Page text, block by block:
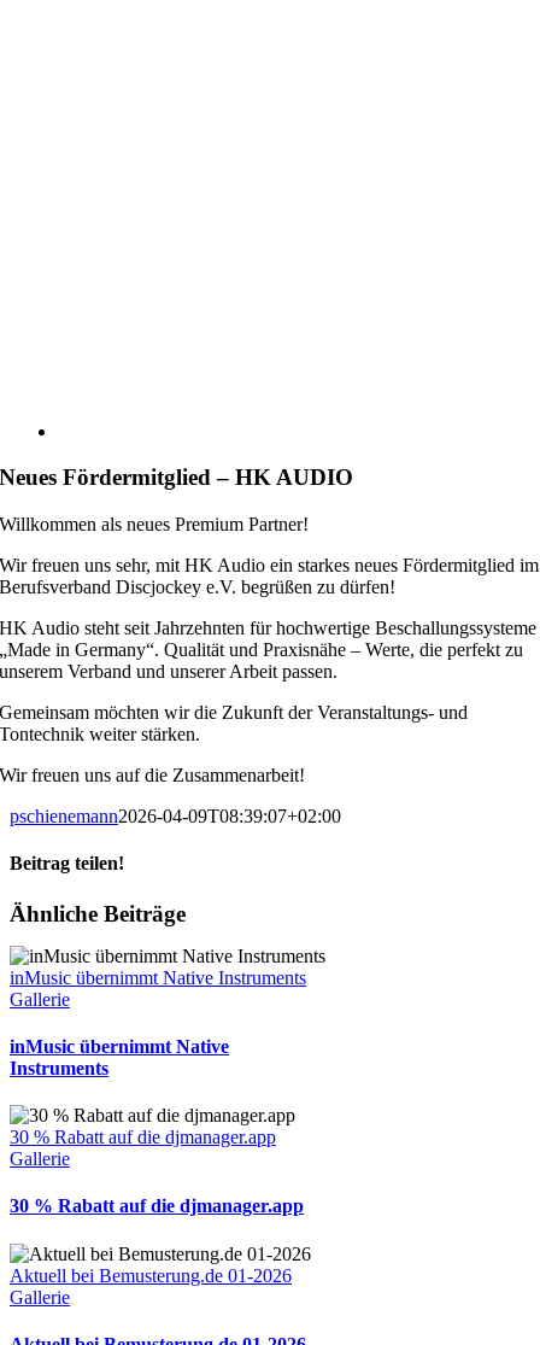
Neues Fördermitglied – HK AUDIO
Willkommen als neues Premium Partner!
Wir freuen uns sehr, mit HK Audio ein starkes neues Fördermitglied im
Berufsverband Discjockey e.V. begrüßen zu dürfen!
HK Audio steht seit Jahrzehnten für hochwertige Beschallungssysteme
„Made in Germany“. Qualität und Praxisnähe – Werte, die perfekt zu
unserem Verband und unserer Arbeit passen.
Gemeinsam möchten wir die Zukunft der Veranstaltungs- und
Tontechnik weiter stärken.
Wir freuen uns auf die Zusammenarbeit!
pschienemann2026-04-09T08:39:07+02:00
Beitrag teilen!
Facebook
X
LinkedIn
Pinterest
E-
Ähnliche Beiträge
inMusic übernimmt Native Instruments
Gallerie
inMusic übernimmt Native
Instruments
30 % Rabatt auf die djmanager.app
Gallerie
30 % Rabatt auf die djmanager.app
Aktuell bei Bemusterung.de 01-2026
Gallerie